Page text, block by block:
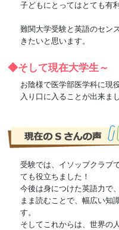
子どもにとってはとても有
難関大学受験と英語のセン
きたいと思います。
◆そして現在大学生～
お陰様で医学部医学科に現
入り口に入ることが出来まし
受験では、イソップクラブ
ても役立ちました！
今後は身につけた英語力で
まま読むことで、幅広い知
す。
そしてこれからは、世界の